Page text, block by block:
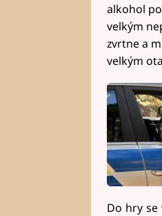
alkohol
velkým
zvrtne a
velkým
Do hry se